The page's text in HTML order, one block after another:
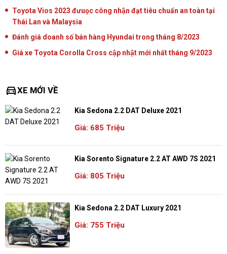
Toyota Vios 2023 đưuọc công nhận đạt tiêu chuẩn an toàn tại
Thái Lan và Malaysia
Đánh giá doanh số bán hàng Hyundai trong tháng 8/2023
Giá xe Toyota Corolla Cross cập nhật mới nhất tháng 9/2023
directions_carXE MỚI VỀ
Kia Sedona 2.2 DAT Deluxe 2021
Giá: 685 Triệu
Kia Sorento Signature 2.2 AT AWD 7S 2021
Giá: 805 Triệu
Kia Sedona 2.2 DAT Luxury 2021
Giá: 755 Triệu